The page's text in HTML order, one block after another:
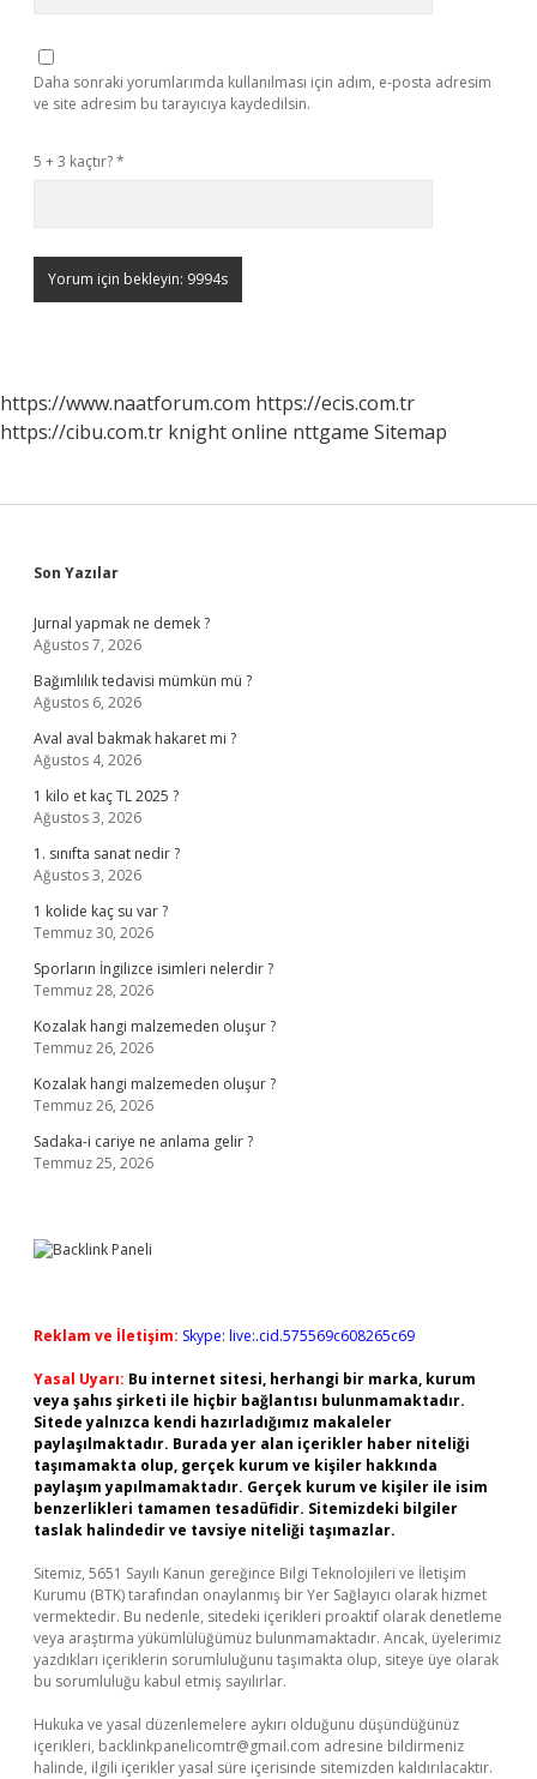
Daha sonraki yorumlarımda kullanılması için adım, e-posta adresim
ve site adresim bu tarayıcıya kaydedilsin.
5 + 3 kaçtır?*
https://www.naatforum.com https://ecis.com.tr
https://cibu.com.tr knight online nttgame Sitemap
Sidebar
Son Yazılar
Jurnal yapmak ne demek ?
Ağustos 7, 2026
Bağımlılık tedavisi mümkün mü ?
Ağustos 6, 2026
Aval aval bakmak hakaret mi ?
Ağustos 4, 2026
1 kilo et kaç TL 2025 ?
Ağustos 3, 2026
1. sınıfta sanat nedir ?
Ağustos 3, 2026
1 kolide kaç su var ?
Temmuz 30, 2026
Sporların İngilizce isimleri nelerdir ?
Temmuz 28, 2026
Kozalak hangi malzemeden oluşur ?
Temmuz 26, 2026
Kozalak hangi malzemeden oluşur ?
Temmuz 26, 2026
Sadaka-i cariye ne anlama gelir ?
Temmuz 25, 2026
Reklam ve İletişim: Skype: live:.cid.575569c608265c69
Yasal Uyarı: Bu internet sitesi, herhangi bir marka, kurum
veya şahıs şirketi ile hiçbir bağlantısı bulunmamaktadır.
Sitede yalnızca kendi hazırladığımız makaleler
paylaşılmaktadır. Burada yer alan içerikler haber niteliği
taşımamakta olup, gerçek kurum ve kişiler hakkında
paylaşım yapılmamaktadır. Gerçek kurum ve kişiler ile isim
benzerlikleri tamamen tesadüfidir. Sitemizdeki bilgiler
taslak halindedir ve tavsiye niteliği taşımazlar.
Sitemiz, 5651 Sayılı Kanun gereğince Bilgi Teknolojileri ve İletişim
Kurumu (BTK) tarafından onaylanmış bir Yer Sağlayıcı olarak hizmet
vermektedir. Bu nedenle, sitedeki içerikleri proaktif olarak denetleme
veya araştırma yükümlülüğümüz bulunmamaktadır. Ancak, üyelerimiz
yazdıkları içeriklerin sorumluluğunu taşımakta olup, siteye üye olarak
bu sorumluluğu kabul etmiş sayılırlar.
Hukuka ve yasal düzenlemelere aykırı olduğunu düşündüğünüz
içerikleri, backlinkpanelicomtr@gmail.com adresine bildirmeniz
halinde, ilgili içerikler yasal süre içerisinde sitemizden kaldırılacaktır.